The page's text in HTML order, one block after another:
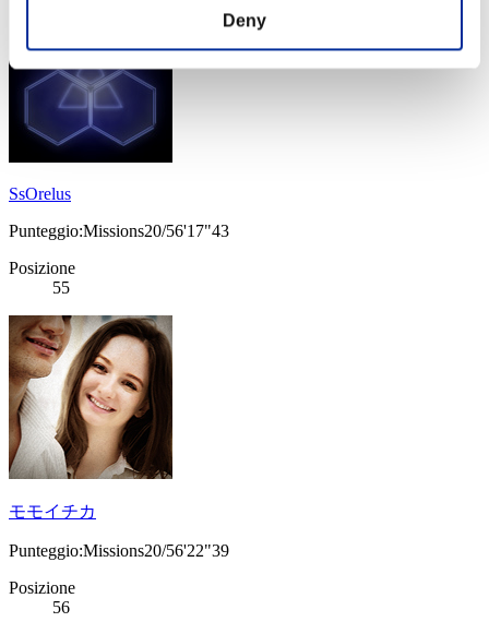
Deny
SsOrelus
Punteggio:Missions20/56'17"43
Posizione
55
モモイチカ
Punteggio:Missions20/56'22"39
Posizione
56